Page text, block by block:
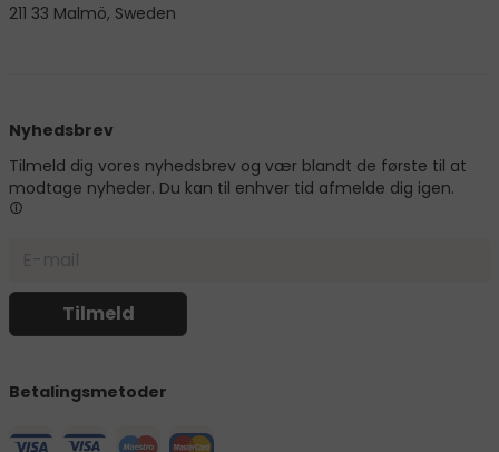
211 33 Malmö, Sweden
Nyhedsbrev
Tilmeld dig vores nyhedsbrev og vær blandt de første til at
modtage nyheder. Du kan til enhver tid afmelde dig igen.
Betalingsmetoder